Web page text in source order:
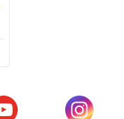
neuen Tab)
(öffnet sich in einem
(öffnet